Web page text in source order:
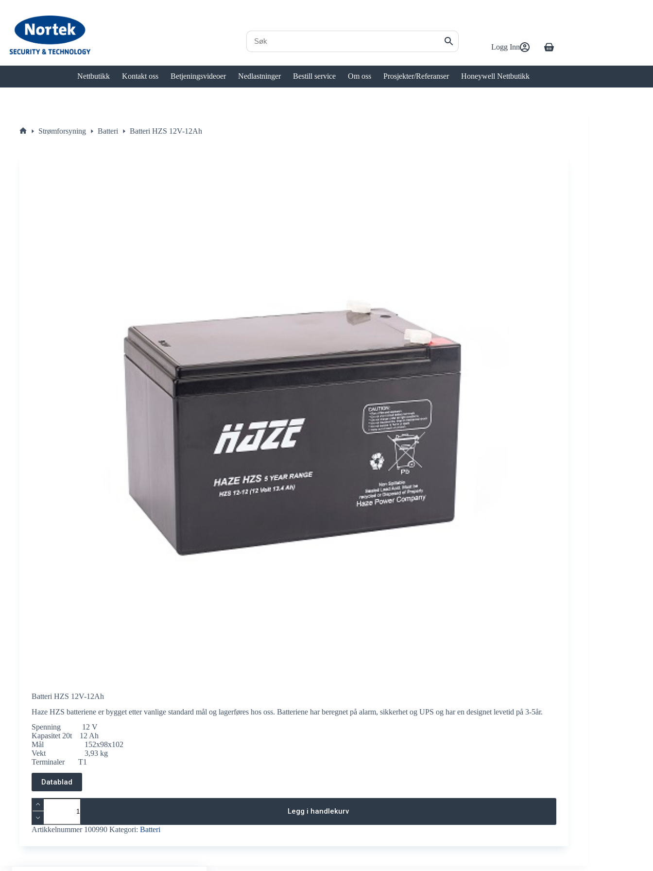
innholdet
Logg Inn Handlekurv
Nettbutikk Kontakt oss Betjeningsvideoer Nedlastninger Bestill service Om oss Prosjekter/Referanser Honeywell Nettbutikk
Strømforsyning Batteri Batteri HZS 12V-12Ah
Batteri HZS 12V-12Ah
Haze HZS batteriene er bygget etter vanlige standard mål og lagerføres hos oss. Batteriene har beregnet på alarm, sikkerhet og UPS og har en designet levetid på 3-5år.
Spenning 12 V
Kapasitet 20t 12 Ah
Mål 152x98x102
Vekt 3,93 kg
Terminaler T1
Datablad
Batteri
HZS
12V-
12Ah
antall
Legg i handlekurv
Artikkelnummer 100990 Kategori: Batteri